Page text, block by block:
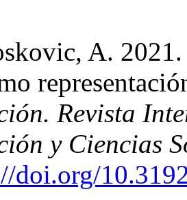
A.
Revista
y Ciencias
doi.org/